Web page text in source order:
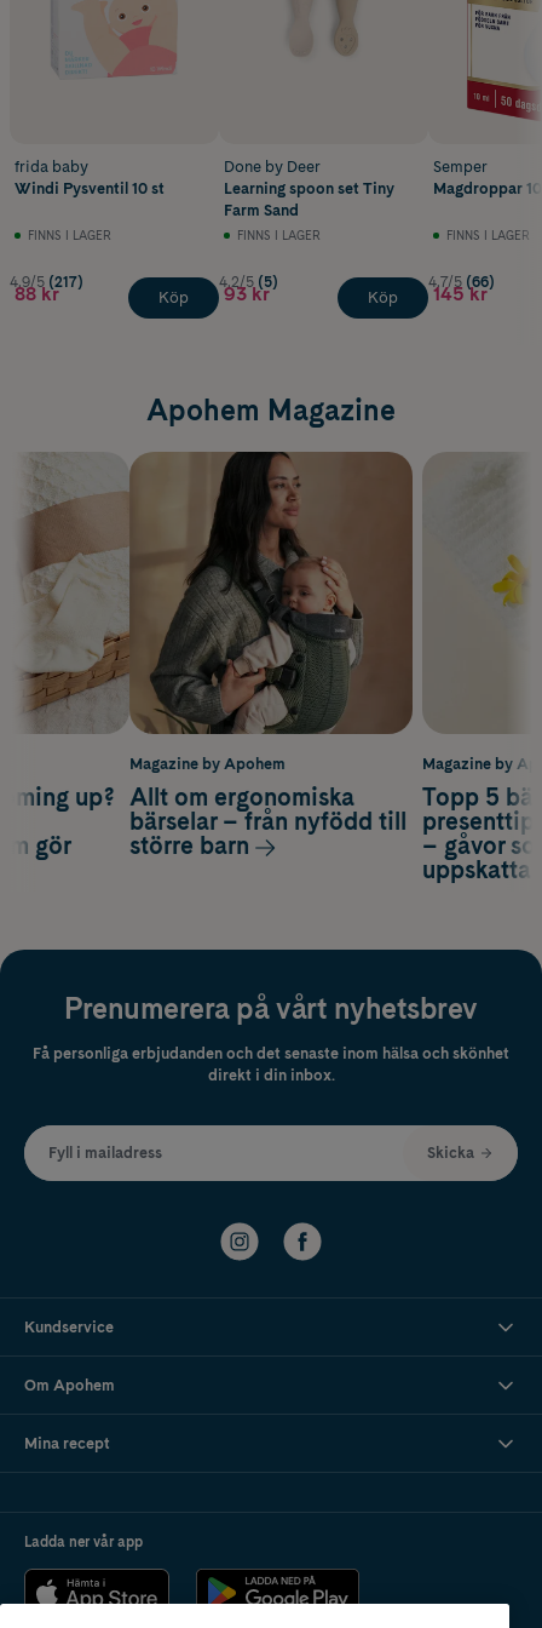
frida baby
Windi Pysventil 10 st
FINNS I LAGER
4.9/5 (217)
88 kr Köp
Done by Deer
Learning spoon set Tiny
Farm Sand
FINNS I LAGER
4.2/5 (5)
93 kr Köp
Semper
Magdroppar
FINNS I LAGER
4.7/5 (66)
145 kr
Apohem Magazine
Magazine by
Topp 5
– gåvor
up?
gör
Magazine by Apohem
Allt om ergonomiska
bärselar – från nyfödd till
större barn
Prenumerera på vårt nyhetsbrev
Få personliga erbjudanden och det senaste inom hälsa och skönhet
direkt i din inbox.
Fyll i mailadress Skicka
Kundservice
Om Apohem
Mina recept
Ladda ner vår app